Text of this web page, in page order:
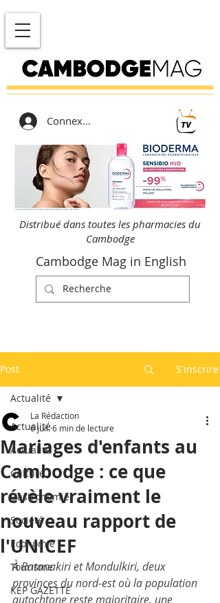
Connexion
Distribué dans toutes les pharmacies du
Cambodge
Cambodge Mag in English
Post S'inscrire
Actualité
Actualité
Culture
Gastronomie
Société
Economie
Tourisme
KEP GAZETTE
Actualité
Mariages d'enfants au
Cambodge : ce que
révèle vraiment le
nouveau rapport de
l'UNICEF
La Rédaction
6 juil.6 min de lecture
À Ratanakiri et Mondulkiri, deux
provinces du nord-est où la population
autochtone reste majoritaire, une